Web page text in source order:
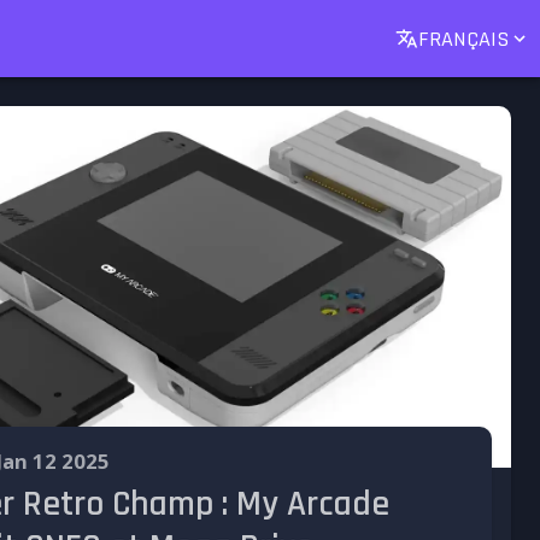
FRANÇAIS
12 2025
Retro Champ : My Arcade